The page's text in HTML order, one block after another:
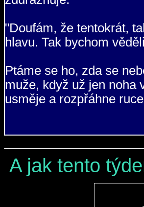
"Doufám, že tentokrát,
hlavu. Tak bychom
Ptáme se ho, zda se
muže, když už jen noha
usměje a rozpřáhne
A jak tento